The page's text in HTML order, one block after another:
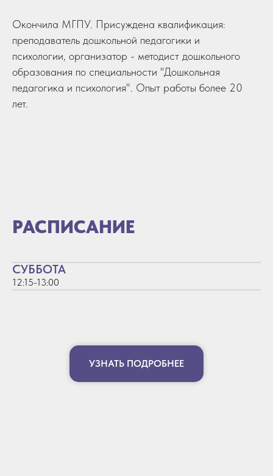
Окончила МГПУ. Присуждена квалификация:
преподаватель дошкольной педагогики и
психологии, организатор - методист дошкольного
образования по специальности "Дошкольная
педагогика и психология". Опыт работы более 20
лет.
РАСПИСАНИЕ
СУББОТА
12:15-13:00
УЗНАТЬ ПОДРОБНЕЕ